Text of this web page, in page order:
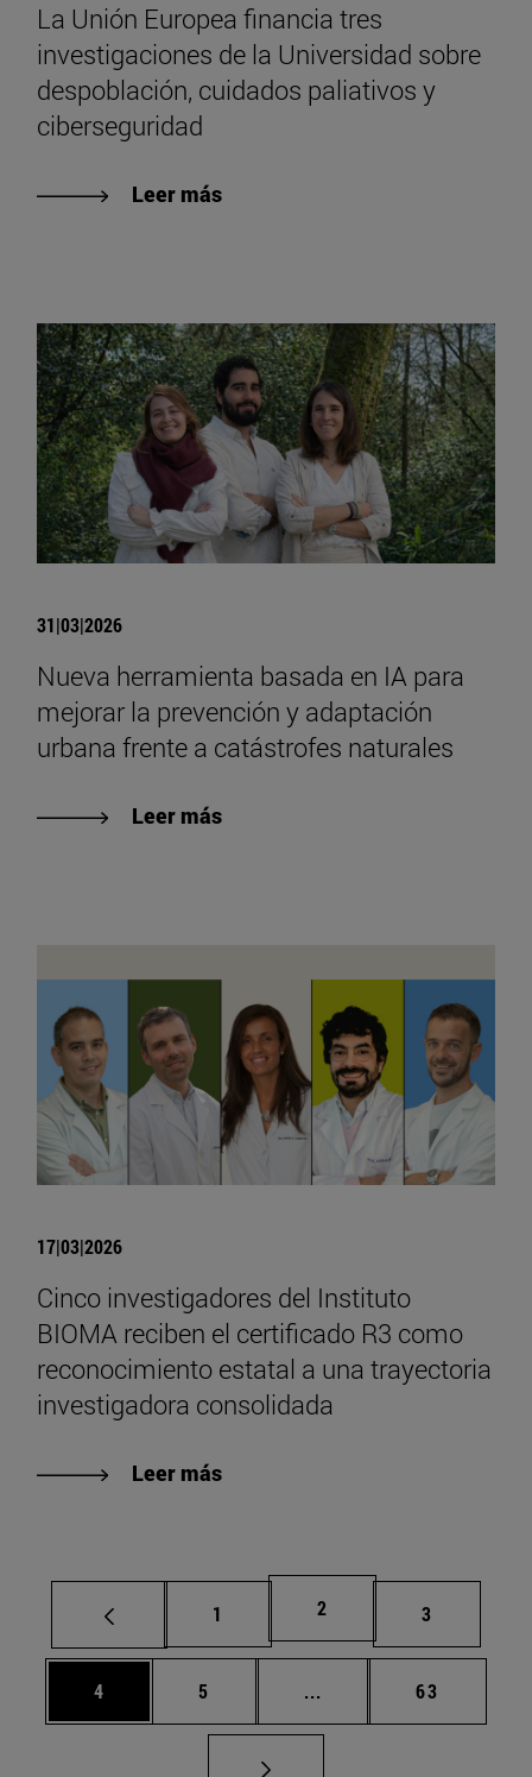
La Unión Europea financia tres
investigaciones de la Universidad sobre
despoblación, cuidados paliativos y
ciberseguridad
Leer más
31|03|2026
Nueva herramienta basada en IA para
mejorar la prevención y adaptación
urbana frente a catástrofes naturales
Leer más
17|03|2026
Cinco investigadores del Instituto
BIOMA reciben el certificado R3 como
reconocimiento estatal a una trayectoria
investigadora consolidada
Leer más
Página
1 Página
2 Página
3
Página
4 Página
5 ... Páginas intermedias
Página
63